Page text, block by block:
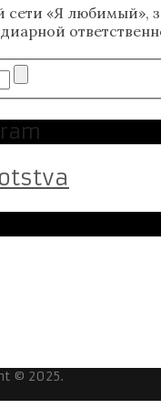
сети «Я любимый»,
© 2025.